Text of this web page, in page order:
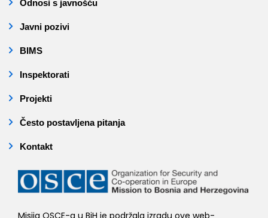
Odnosi s javnošću
Javni pozivi
BIMS
Inspektorati
Projekti
Često postavljena pitanja
Kontakt
Misija OSCE-a u BiH je podržala izradu ove web-